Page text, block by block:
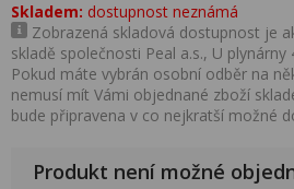
Skladem: dostupnost neznámá
Zobrazená skladová dostupnost je
skladě společnosti Peal a.s., U plynárny
Pokud máte vybrán osobní odběr na
nemusí mít Vámi objednané zboží
bude připravena v co nejkratší možné
Produkt není možné